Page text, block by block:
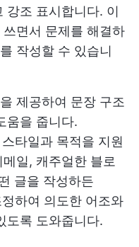
강조 표시합니다. 이
면서 문제를 해결하
작성할 수 있습니
제공하여 문장 구조
움을 줍니다.
타일과 목적을 지원
일, 캐주얼한 블로
글을 작성하든
하여 의도한 어조와
도록 도와줍니다.